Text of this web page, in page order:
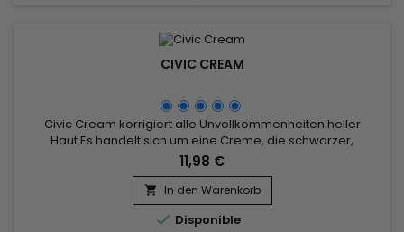
CIVIC CREAM
Civic Cream korrigiert alle Unvollkommenheiten heller
Haut.Es handelt sich um eine Creme, die schwarzer,
gemischter und fahler Haut hilft, ihren Teint zu vereinheitlichen
und aufzuhellen.&nbsp; Entfernt dunkle Flecken und
Hautunreinheiten und gleicht den Hautton aus.&nbsp; Civic
Cream eignet sich auch für zu Akne neigende Haut,
Rötungen, Narben und...
11,98 €
 In den Warenkorb
 Disponible